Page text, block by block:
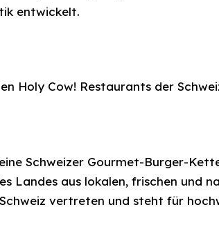
entwickelt.
Holy Cow! Restaurants der
Schweizer Gourmet-Burger-
Landes aus lokalen, frischen und
vertreten und steht für